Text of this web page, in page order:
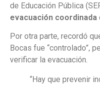
de Educación Pública
evacuación coordinada
Por otra parte, recordó
Bocas fue “controlado”,
verificar la evacuación.
“Hay que prevenir